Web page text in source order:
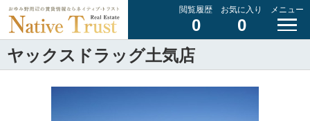
閲覧履歴
0
お気に入り
0
メニュー
ヤックスドラッグ土気店